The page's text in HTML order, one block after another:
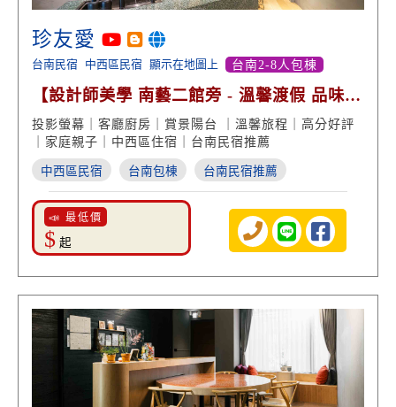
珍友愛
台南民宿 中西區民宿 顯示在地圖上 台南2-8人包棟
【設計師美學 南藝二館旁 - 溫馨渡假 品味生
活 高分好評】
投影螢幕｜客廳廚房｜賞景陽台 ｜溫馨旅程｜高分好評
｜家庭親子｜中西區住宿｜台南民宿推薦
中西區民宿 台南包棟 台南民宿推薦
📣 最低價
$ 起